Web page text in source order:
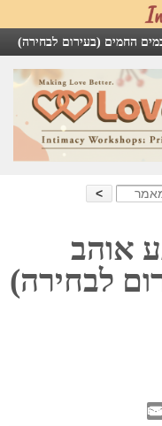
החמים (בעירום לבחירה)
אוהב
לבחירה)